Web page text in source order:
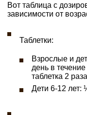
Вот таблица с
зависимости от
Таблетки:
Взрослые и
день в
таблетка 2
Дети 6-12 лет: